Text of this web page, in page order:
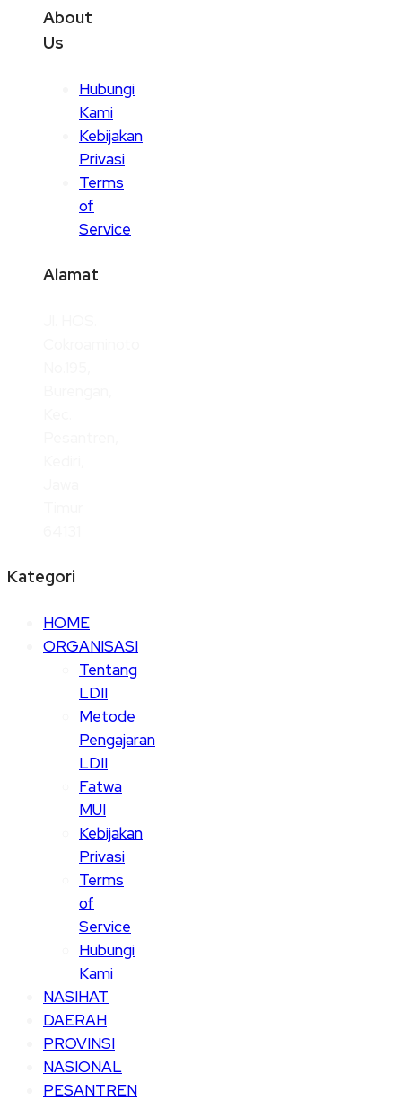
About
Us
Hubungi
Kami
Kebijakan
Privasi
Terms
of
Service
Alamat
Kategori
HOME
ORGANISASI
Tentang
LDII
Metode
Pengajaran
LDII
Fatwa
MUI
Kebijakan
Privasi
Terms
of
Service
Hubungi
Kami
NASIHAT
DAERAH
PROVINSI
NASIONAL
PESANTREN